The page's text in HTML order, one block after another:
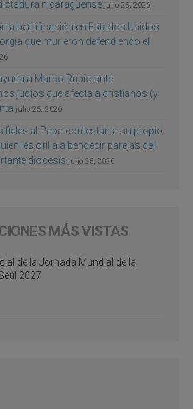
nicaragüense julio 25, 2026
la beatificación en Estados Unidos
que murieron defendiendo el
a Marco Rubio ante
judíos que afecta a cristianos (y
julio 25, 2026
fieles al Papa contestan a su propio
les orilla a bendecir parejas del
diócesis julio 25, 2026
MÁS VISTAS
de la Jornada Mundial de la
2027